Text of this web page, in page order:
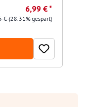
6,99 € *
€(28.31% gespart)